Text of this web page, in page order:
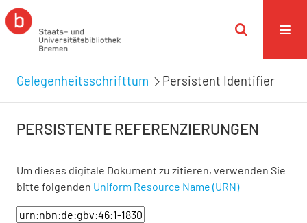
Gelegenheitsschrifttum Persistent Identifier
PERSISTENTE REFERENZIERUNGEN
Um dieses digitale Dokument zu zitieren, verwenden Sie
bitte folgenden Uniform Resource Name (URN)